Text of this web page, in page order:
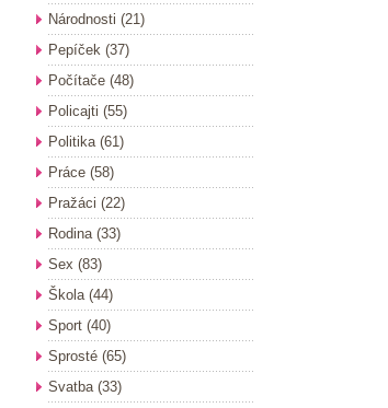
Národnosti (21)
Pepíček (37)
Počítače (48)
Policajti (55)
Politika(61)
Práce (58)
Pražáci (22)
Rodina(33)
Sex (83)
Škola(44)
Sport (40)
Sprosté (65)
Svatba(33)